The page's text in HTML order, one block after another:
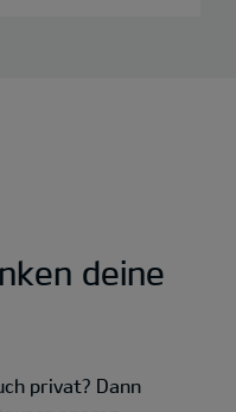
deine
privat? Dann